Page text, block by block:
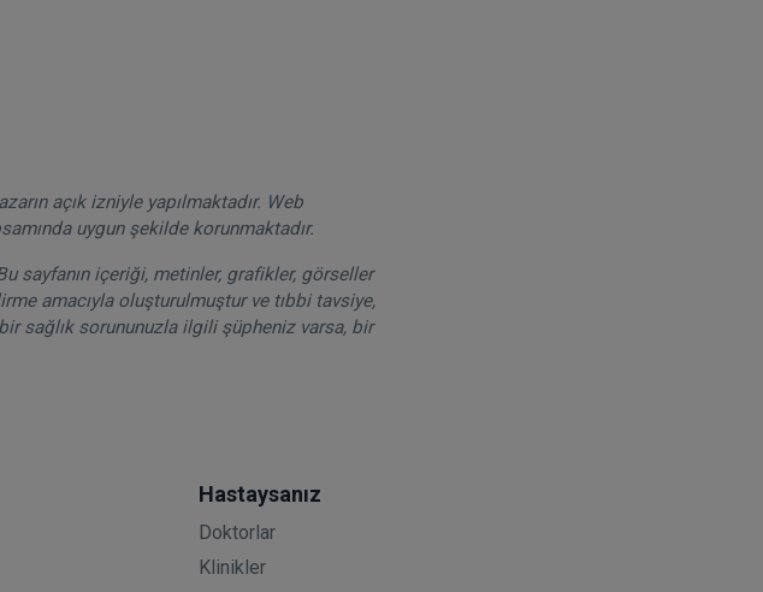
açık izniyle yapılmaktadır. Web
uygun şekilde korunmaktadır.
sayfanın içeriği, metinler, grafikler, görseller
amacıyla oluşturulmuştur ve tıbbi tavsiye,
sağlık sorununuzla ilgili şüpheniz varsa, bir
Hastaysanız
Doktorlar
Klinikler